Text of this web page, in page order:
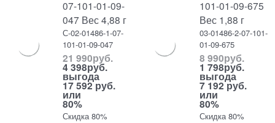
07-101-01-09-
047 Вес 4,88 г
С-02-01486-1-07-
101-01-09-047
21 990руб.
4 398руб.
выгода
17 592 руб.
или
80%
Скидка 80%
101-01-09-675
Вес 1,88 г
03-01486-2-07-101-
01-09-675
8 990руб.
1 798руб.
выгода
7 192 руб.
или
80%
Скидка 80%